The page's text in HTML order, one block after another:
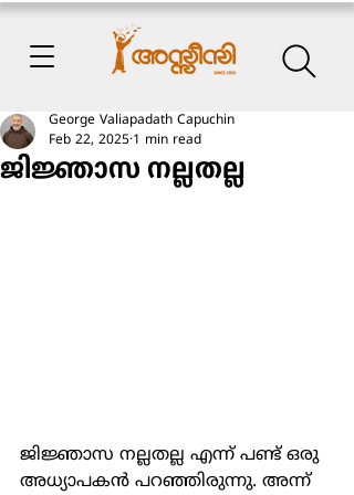
ജിജ്ഞാസ നല്ലതല്ല
George Valiapadath Capuchin
Feb 22, 2025 1 min read
ജിജ്ഞാസ നല്ലതല്ല എന്ന് പണ്ട് ഒരു
അധ്യാപകൻ പറഞ്ഞിരുന്നു. അന്ന്